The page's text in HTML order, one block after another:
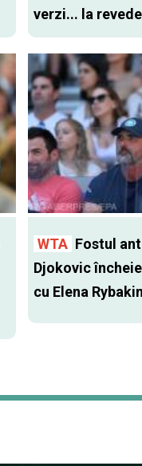
verzi... la
WTA Fostul
Djokovic
cu Elena